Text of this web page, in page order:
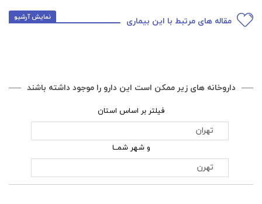
مقاله های مرتبط با این بیماری نمایش آرشیو
داروخانه های زیر ممکن است این دارو را موجود داشته باشند
فیلتر بر اساس استان
و شهر شمــا